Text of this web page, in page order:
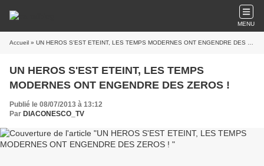
MENU
Accueil » UN HEROS S'EST ETEINT, LES TEMPS MODERNES ONT ENGENDRE DES ZEROS !
UN HEROS S'EST ETEINT, LES TEMPS
MODERNES ONT ENGENDRE DES ZEROS !
Publié le 08/07/2013 à 13:12
Par DIACONESCO_TV